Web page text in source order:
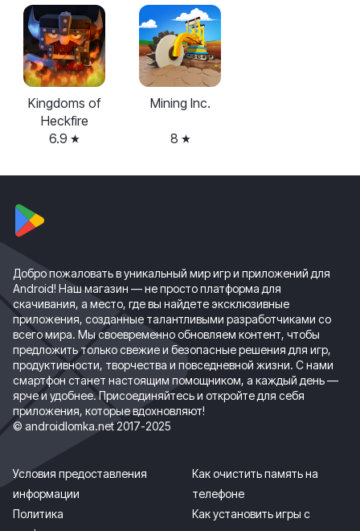
Kingdoms of
Heckfire
6.9
Mining Inc.
8
Добро пожаловать в уникальный мир игр и приложений для
Android! Наш магазин — не просто платформа для
скачивания, а место, где вы найдете эксклюзивные
приложения, созданные талантливыми разработчиками со
всего мира. Мы своевременно обновляем контент, чтобы
предложить только свежие и безопасные решения для игр,
продуктивности, творчества и повседневной жизни. С нами
смартфон станет настоящим помощником, а каждый день —
ярче и удобнее. Присоединяйтесь и откройте для себя
приложения, которые вдохновляют!
© androidlomka.net 2017-2025
Условия предоставления
информации
Политика
Как очистить память на
телефоне
Как установить игры с